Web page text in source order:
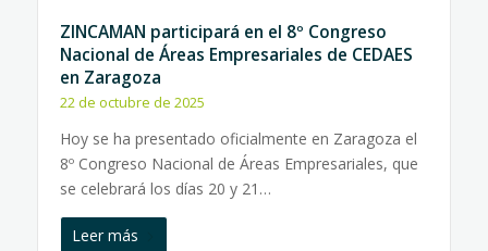
ZINCAMAN participará en el 8º Congreso
Nacional de Áreas Empresariales de CEDAES
en Zaragoza
22 de octubre de 2025
Hoy se ha presentado oficialmente en Zaragoza el
8º Congreso Nacional de Áreas Empresariales, que
se celebrará los días 20 y 21…
Leer más